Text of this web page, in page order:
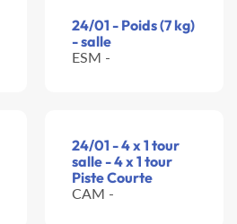
24/01 - Poids (7 kg)
- salle
ESM -
24/01 - 4 x 1 tour
salle - 4 x 1 tour
Piste Courte
CAM -